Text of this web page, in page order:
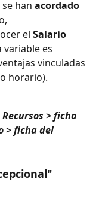
se han acordado
el Salario
variable es
vinculadas
horario).
> ficha
> ficha del